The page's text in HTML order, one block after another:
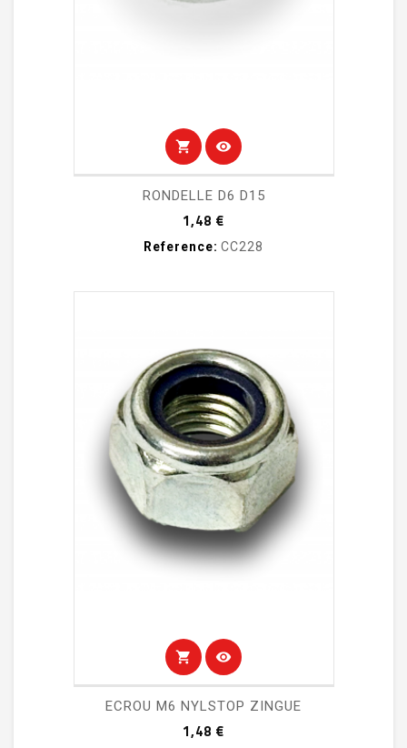
shopping_cart visibility
RONDELLE D6 D15
1,48 €
Reference: CC228
shopping_cart visibility
ECROU M6 NYLSTOP ZINGUE
1,48 €